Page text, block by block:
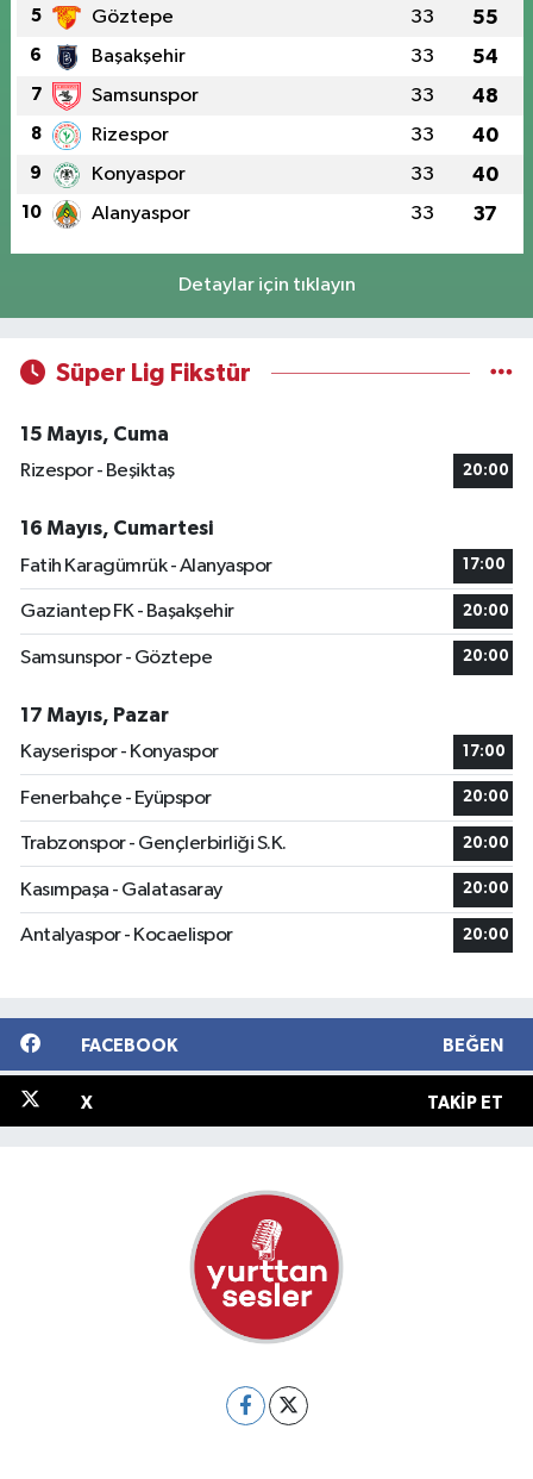
5 Göztepe 33 55
6 Başakşehir 33 54
7 Samsunspor 33 48
8 Rizespor 33 40
9 Konyaspor 33 40
10 Alanyaspor 33 37
Detaylar için tıklayın
Süper Lig Fikstür
15 Mayıs, Cuma
Rizespor - Beşiktaş
20:00
16 Mayıs, Cumartesi
Fatih Karagümrük - Alanyaspor
17:00
Gaziantep FK - Başakşehir 20:00
Samsunspor - Göztepe 20:00
17 Mayıs, Pazar
Kayserispor - Konyaspor
17:00
Fenerbahçe - Eyüpspor 20:00
Trabzonspor - Gençlerbirliği S.K. 20:00
Kasımpaşa - Galatasaray 20:00
Antalyaspor - Kocaelispor 20:00
FACEBOOK BEĞEN
X TAKIP ET